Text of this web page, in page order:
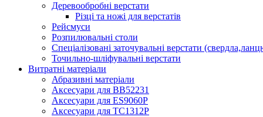
Деревообробні верстати
Різці та ножі для верстатів
Рейсмуси
Розпилювальні столи
Спеціалізовані заточувальні верстати
Точильно-шліфувальні верстати
Витратні матеріали
Абразивні матеріали
Аксесуари для BB52231
Аксесуари для ES9060P
Аксесуари для TC1312P